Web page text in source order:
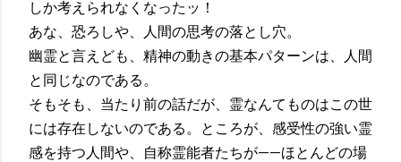
しか考えられなくなったッ！
あな、恐ろしや、人間の思考の落とし穴。
幽霊と言えども、精神の動きの基本パターンは、人間
と同じなのである。
そもそも、当たり前の話だが、霊なんてものはこの世
には存在しないのである。ところが、感受性の強い霊
感を持つ人間や、自称霊能者たちが——ほとんどの場